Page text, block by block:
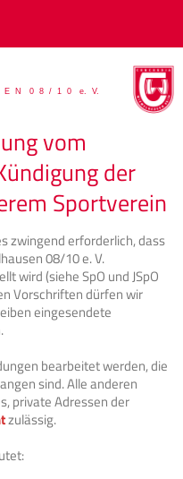
E N 0 8 / 1 0 e. V.
vom
der
Sportverein
zwingend erforderlich, dass
08/10 e. V.
wird (siehe SpO und JSpO
Vorschriften dürfen wir
eingesendete
bearbeitet werden, die
sind. Alle anderen
private Adressen der
zulässig.